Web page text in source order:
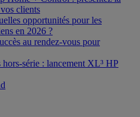
clients
opportunités pour les
en 2026 ?
au rendez-vous pour
hors-série : lancement XL³ HP